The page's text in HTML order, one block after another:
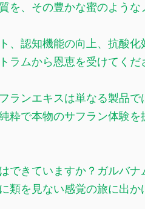
を、その豊かな蜜のような
、認知機能の向上、抗酸
ラムから恩恵を受けてくだ
ランエキスは単なる製品
粋で本物のサフラン体験を
できていますか？ガルバ
類を見ない感覚の旅に出か